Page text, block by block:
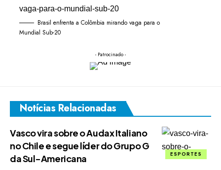
Brasil enfrenta a Colômbia mirando vaga para o
Mundial Sub-20
- Patrocinado -
Notícias Relacionadas
ESPORTES
Vasco vira sobre o Audax Italiano
no Chile e segue líder do Grupo G
da Sul-Americana